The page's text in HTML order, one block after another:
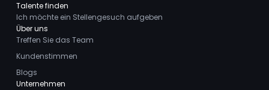
Talente finden
Ich möchte ein Stellengesuch aufgeben
Über uns
Treffen Sie das Team
Kundenstimmen
Blogs
Unternehmen